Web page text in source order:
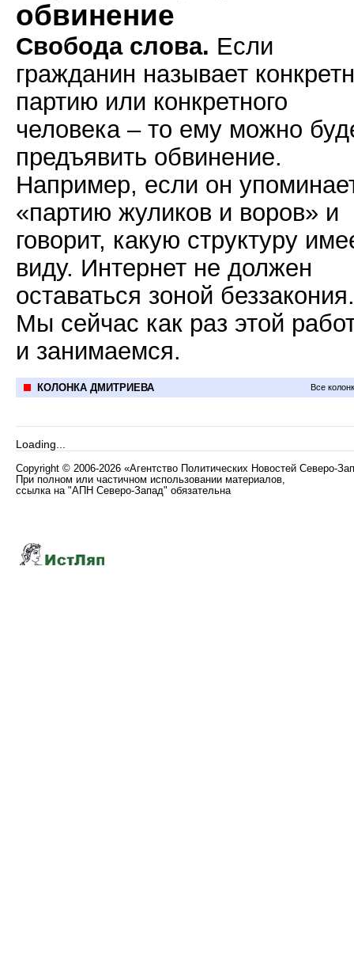
обвинение
Свобода слова. Если
гражданин называет
партию или конкретного
человека – то ему можно
предъявить обвинение.
Например, если он
«партию жуликов и воров» и
говорит, какую структуру
виду. Интернет не должен
оставаться зоной беззакония.
Мы сейчас как раз этой
и занимаемся.
КОЛОНКА ДМИТРИЕВА Все
Loading...
Copyright © 2006-2026 «Агентство Политических Новостей Северо-
При полном или частичном использовании материалов,
ссылка на "АПН Северо-Запад" обязательна